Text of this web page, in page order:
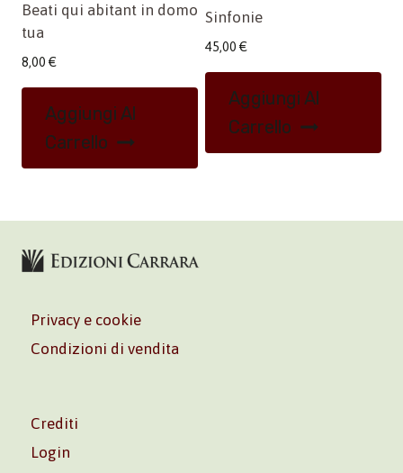
Beati qui abitant in domo
tua
8,00 €
Aggiungi Al
Carrello
Sinfonie
45,00 €
Aggiungi Al
Carrello
Privacy e cookie
Condizioni di vendita
Crediti
Login